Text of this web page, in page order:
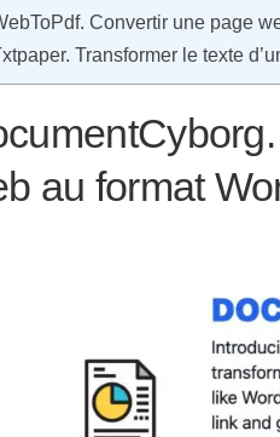
Convertir une page
Transformer le texte
au format